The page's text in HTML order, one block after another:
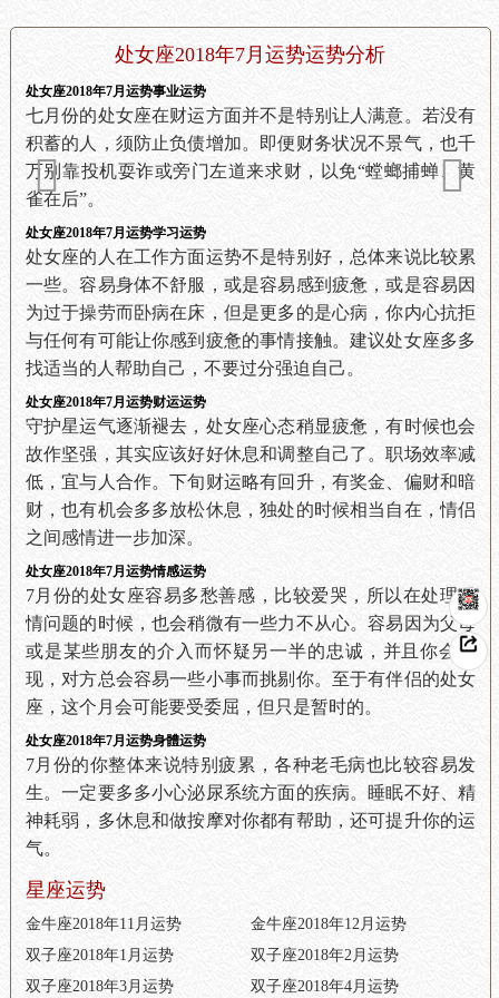
处女座2018年7月运势运势分析
处女座2018年7月运势事业运势
七月份的处女座在财运方面并不是特别让人满意。若没有
积蓄的人，须防止负债增加。即便财务状况不景气，也千
万别靠投机耍诈或旁门左道来求财，以免“螳螂捕蝉、黄
雀在后”。
处女座2018年7月运势学习运势
处女座的人在工作方面运势不是特别好，总体来说比较累
一些。容易身体不舒服，或是容易感到疲惫，或是容易因
为过于操劳而卧病在床，但是更多的是心病，你内心抗拒
与任何有可能让你感到疲惫的事情接触。建议处女座多多
找适当的人帮助自己，不要过分强迫自己。
处女座2018年7月运势财运运势
守护星运气逐渐褪去，处女座心态稍显疲惫，有时候也会
故作坚强，其实应该好好休息和调整自己了。职场效率减
低，宜与人合作。下旬财运略有回升，有奖金、偏财和暗
财，也有机会多多放松休息，独处的时候相当自在，情侣
之间感情进一步加深。
处女座2018年7月运势情感运势
7月份的处女座容易多愁善感，比较爱哭，所以在处理感
情问题的时候，也会稍微有一些力不从心。容易因为父母
或是某些朋友的介入而怀疑另一半的忠诚，并且你会发
现，对方总会容易一些小事而挑剔你。至于有伴侣的处女
座，这个月会可能要受委屈，但只是暂时的。
处女座2018年7月运势身體运势
7月份的你整体来说特别疲累，各种老毛病也比较容易发
生。一定要多多小心泌尿系统方面的疾病。睡眠不好、精
神耗弱，多休息和做按摩对你都有帮助，还可提升你的运
气。
星座运势
金牛座2018年11月运势
金牛座2018年12月运势
双子座2018年1月运势
双子座2018年2月运势
双子座2018年3月运势
双子座2018年4月运势